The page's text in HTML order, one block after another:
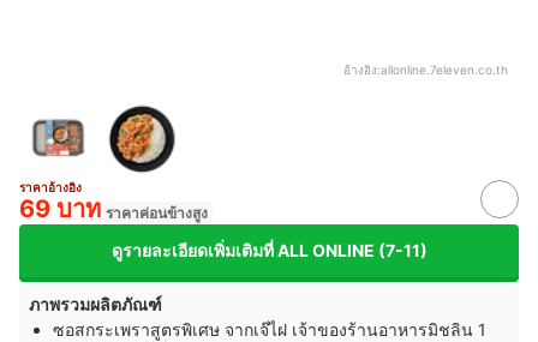
อ้างอิง:allonline.7eleven.co.th
ราคาอ้างอิง
69 บาท ราคาค่อนข้างสูง
ดูรายละเอียดเพิ่มเติมที่ ALL ONLINE (7-11)
ภาพรวมผลิตภัณฑ์
ซอสกระเพราสูตรพิเศษ จากเจ๊ไฝ เจ้าของร้านอาหารมิชลิน 1